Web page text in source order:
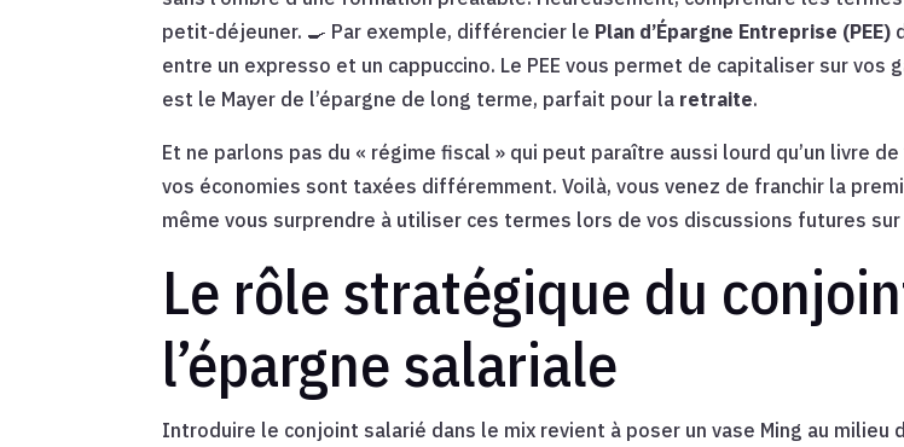
petit-déjeuner. 🍳 Par exemple, différencier le Plan d’Épargne Entreprise (PEE)
entre un expresso et un cappuccino. Le PEE vous permet de capitaliser sur vos
est le Mayer de l’épargne de long terme, parfait pour la retraite.
Et ne parlons pas du « régime fiscal » qui peut paraître aussi lourd qu’un livre
vos économies sont taxées différemment. Voilà, vous venez de franchir la
même vous surprendre à utiliser ces termes lors de vos discussions futures
Le rôle stratégique du
l’épargne salariale
Introduire le conjoint salarié dans le mix revient à poser un vase Ming au